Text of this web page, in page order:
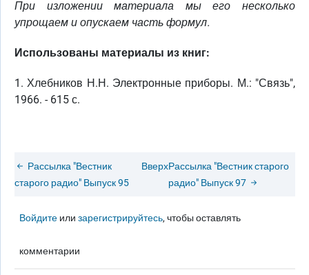
При изложении материала мы его несколько
упрощаем и опускаем часть формул.
Использованы материалы из книг:
1. Хлебников Н.Н. Электронные приборы. М.: "Связь",
1966. - 615 с.
Рассылка "Вестник
старого радио" Выпуск 95
ВверхРассылка "Вестник старого
радио" Выпуск 97
Войдите илизарегистрируйтесь, чтобы оставлять
комментарии